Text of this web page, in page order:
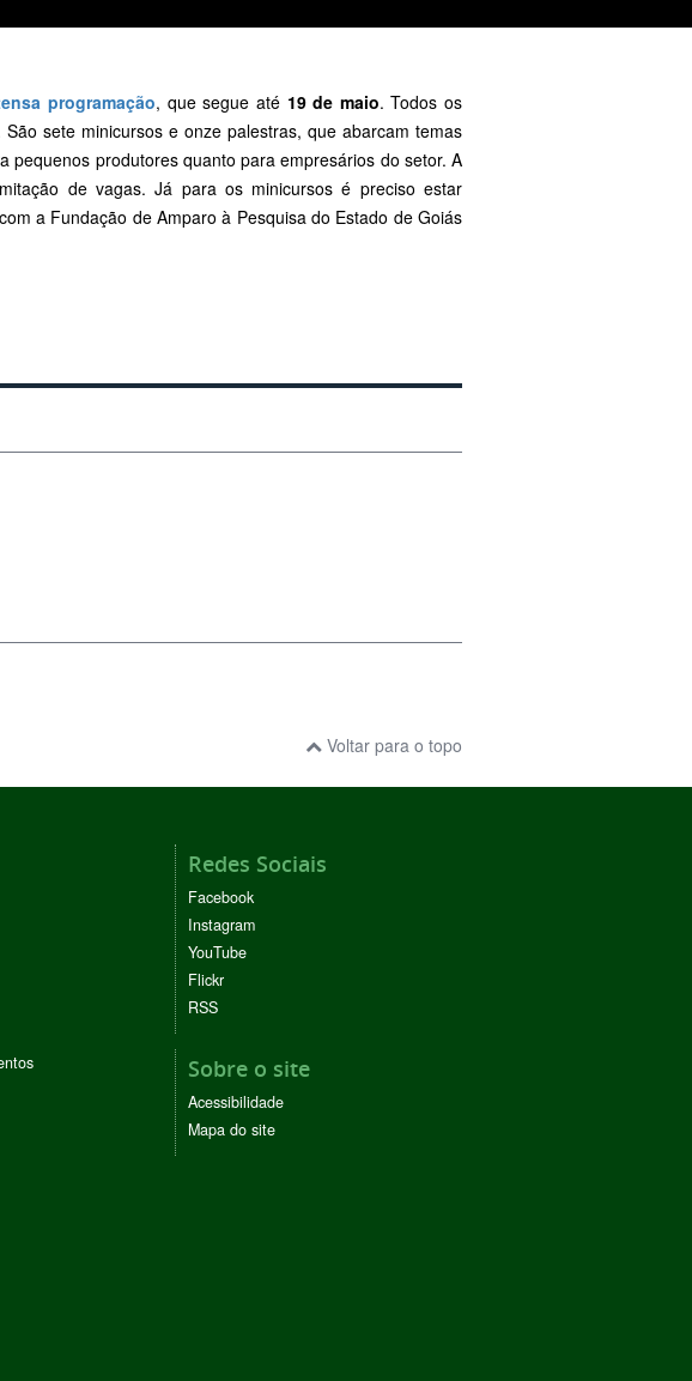
programação, que segue até 19 de maio. Todos os
sete minicursos e onze palestras, que abarcam temas
produtores quanto para empresários do setor. A
de vagas. Já para os minicursos é preciso estar
a Fundação de Amparo à Pesquisa do Estado de Goiás
Voltar para o topo
Redes Sociais
Facebook
Instagram
YouTube
Flickr
RSS
Sobre o site
Acessibilidade
Mapa do site